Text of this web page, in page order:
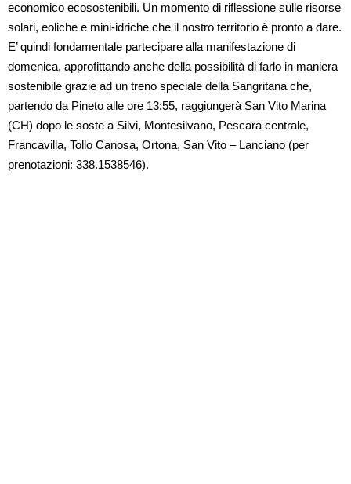
economico ecosostenibili. Un momento di riflessione sulle risorse
solari, eoliche e mini-idriche che il nostro territorio è pronto a dare.
E’ quindi fondamentale partecipare alla manifestazione di
domenica, approfittando anche della possibilità di farlo in maniera
sostenibile grazie ad un treno speciale della Sangritana che,
partendo da Pineto alle ore 13:55, raggiungerà San Vito Marina
(CH) dopo le soste a Silvi, Montesilvano, Pescara centrale,
Francavilla, Tollo Canosa, Ortona, San Vito – Lanciano (per
prenotazioni: 338.1538546).